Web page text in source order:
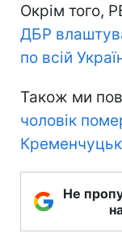
Окрім того,
ДБР
по всій
Також ми
чоловік
Не